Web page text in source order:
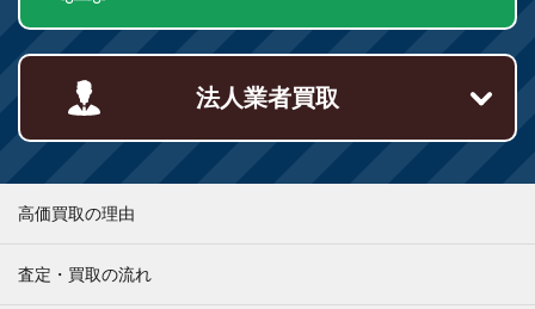
法人業者買取
高価買取の理由
査定・買取の流れ